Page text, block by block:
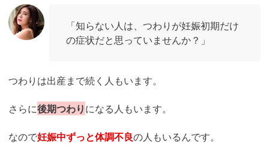
「知らない人は、つわりが妊娠初期だけ
の症状だと思っていませんか？」
つわりは出産まで続く人もいます。
さらに後期つわりになる人もいます。
なので妊娠中ずっと体調不良の人もいるんです。